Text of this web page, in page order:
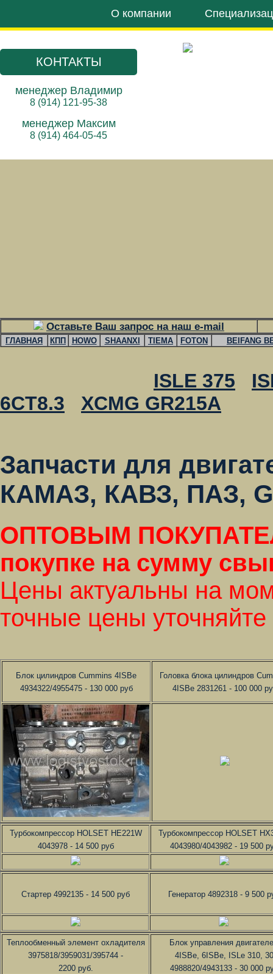
О компании
КОНТАКТЫ
менеджер Владимир
8 (914) 121-95-38
менеджер Максим
8 (914) 464-05-45
Оставьте Ваш запрос на наш e-mail
ГЛАВНАЯ КПП HOWO SHAANXI TIEMA FOTON BEIFANG
ISLE 375
6CT8.3
XCMG GR215A
Запчасти для
КАМАЗ, КАВЗ, ПАЗ,
ОПТОВЫМ
покупке на сумму
Цены актуальны на
точные цены
Блок цилиндров Cummins 4ISBe
4934322/4955475 - 130 000 руб
Головка блока цилиндров
4ISBe 2831261 - 100 000
Турбокомпрессор HOLSET HE221W
4043978 - 14 500 руб
Турбокомпрессор HOLSET
4043980/4043982 - 19 500
Стартер 4992135 - 14 500 руб Генератор 4892318 - 9 500
Теплообменный элемент охладителя
3975818/3959031/395744 -
2200 руб.
Блок управления
4ISBe, 6ISBe, ISLe 310, 30
4988820/4943133 - 30 000